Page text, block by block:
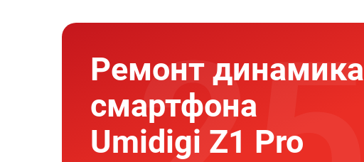
Ремонт динамика
смартфона
Umidigi Z1 Pro